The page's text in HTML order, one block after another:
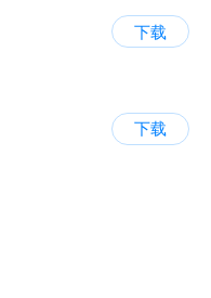
下载
下载